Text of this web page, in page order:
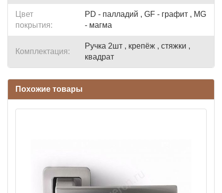
Цвет
покрытия:
PD - палладий , GF - графит , MG
- магма
Комплектация:
Ручка 2шт , крепёж , стяжки ,
квадрат
Похожие товары